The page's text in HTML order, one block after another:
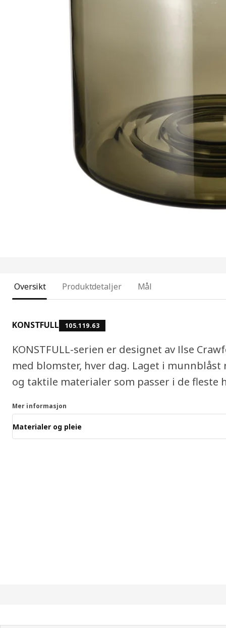
Image zoomed out, normal view
Oversikt Produktdetaljer Mål
KONSTFULL 105.119.63
KONSTFULL-serien er designet av Ilse
med blomster, hver dag. Laget i
og taktile materialer som passer i de fleste
Mer informasjon
Materialer og pleie